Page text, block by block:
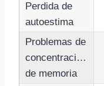
Perdida de
autoestima
Problemas de
concentracion/falta
de memoria